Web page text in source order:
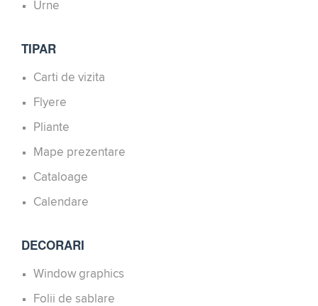
Urne
TIPAR
Carti de vizita
Flyere
Pliante
Mape prezentare
Cataloage
Calendare
DECORARI
Window graphics
Folii de sablare